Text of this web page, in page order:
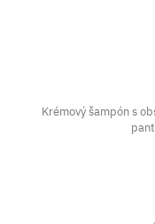
Krémový šampón s